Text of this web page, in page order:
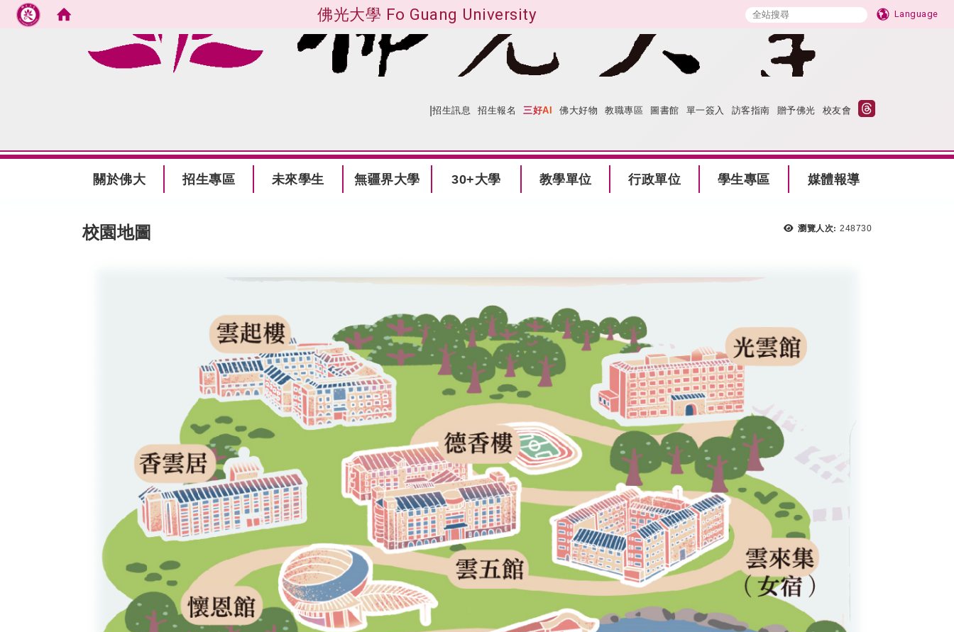
佛光大學 Fo Guang University Language
跳到主要內容
|招生訊息 招生報名 三好AI 佛大好物 教職專區 圖書館 單一簽入 訪客指南 贈予佛光 校友會
關於佛大 招生專區 未來學生 無疆界大學 30+大學 教學單位 行政單位 學生專區 媒體報導
瀏覽人次: 248730
校園地圖